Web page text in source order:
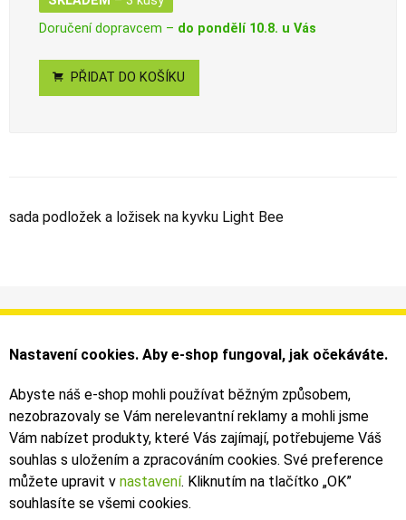
Doručení dopravcem – do pondělí 10.8. u Vás
PŘIDAT DO KOŠÍKU
sada podložek a ložisek na kyvku Light Bee
Informace
Obchodní podmínky
Můj účet
Faktury
Bezpečné on-line platby dodává ComGate
Nastavení cookies. Aby e-shop fungoval, jak očekáváte.
Abyste náš e-shop mohli používat běžným způsobem,
nezobrazovaly se Vám nerelevantní reklamy a mohli jsme
Vám nabízet produkty, které Vás zajímají, potřebujeme Váš
souhlas s uložením a zpracováním cookies. Své preference
můžete upravit v nastavení. Kliknutím na tlačítko „OK”
souhlasíte se všemi cookies.